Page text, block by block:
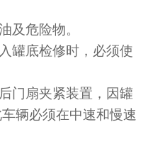
及危险物。
罐底检修时，必须使
门扇夹紧装置，因罐
辆必须在中速和慢速